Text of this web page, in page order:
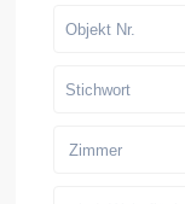
Zimmer